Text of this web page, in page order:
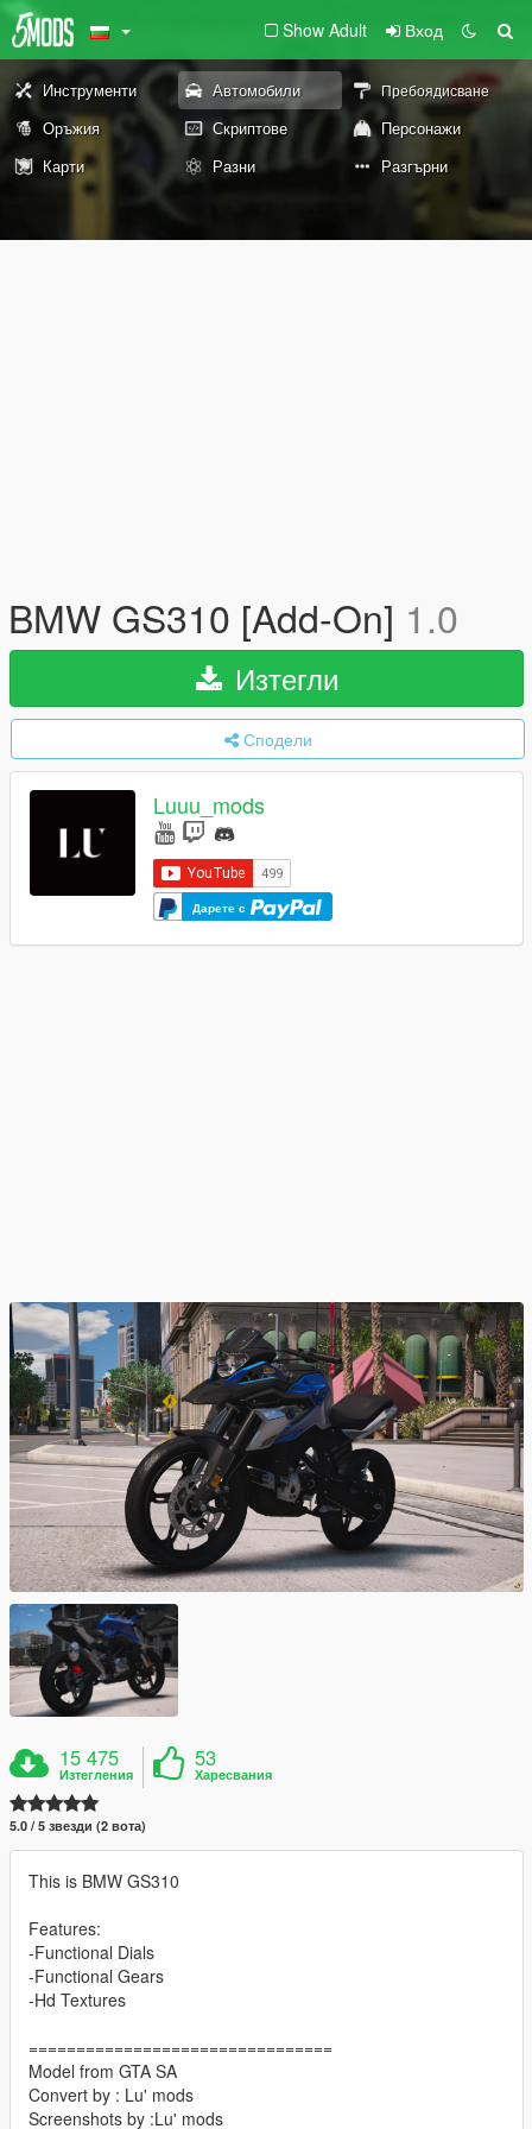
Show Adult Вход
Инструменти Автомобили Пребоядисване
Оръжия Скриптове
Персонажи
Карти
Разни Разгърни
BMW GS310 [Add-On] 1.0
Изтегли
Сподели
Luuu_mods
Дарете с
15 475
Изтегления
53
Харесвания
5.0 / 5 звезди (2 вота)
This is BMW GS310
Features:
-Functional Dials
-Functional Gears
-Hd Textures
================================
Model from GTA SA
Convert by : Lu' mods
Screenshots by :Lu' mods